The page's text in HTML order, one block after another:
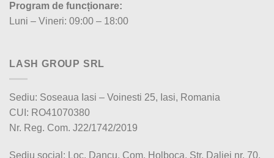
Program de funcționare:
Luni – Vineri: 09:00 – 18:00
LASH GROUP SRL
Sediu: Soseaua Iasi – Voinesti 25, Iasi, Romania
CUI: RO41070380
Nr. Reg. Com. J22/1742/2019
Sediu social: Loc. Dancu, Com. Holboca, Str. Daliei nr. 70,